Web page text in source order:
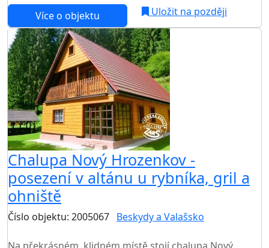
Více o objektu
Uložit na později
Chalupa Nový Hrozenkov -
posezení v altánu u rybníka, gril a
ohniště
Číslo objektu: 2005067 Beskydy a Valašsko